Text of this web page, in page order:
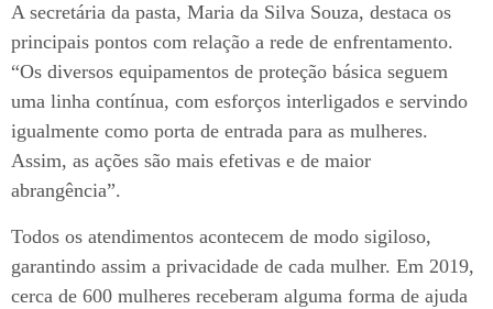
A secretária da pasta, Maria da Silva Souza, destaca os
principais pontos com relação a rede de enfrentamento.
“Os diversos equipamentos de proteção básica seguem
uma linha contínua, com esforços interligados e servindo
igualmente como porta de entrada para as mulheres.
Assim, as ações são mais efetivas e de maior
abrangência”.
Todos os atendimentos acontecem de modo sigiloso,
garantindo assim a privacidade de cada mulher. Em 2019,
cerca de 600 mulheres receberam alguma forma de ajuda